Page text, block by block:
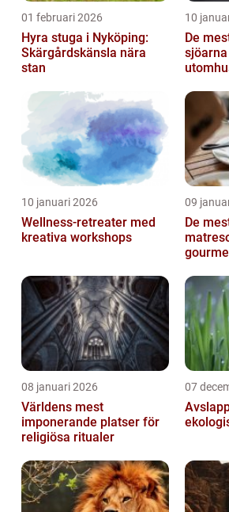
01 februari 2026
Hyra stuga i Nyköping:
Skärgårdskänsla nära
stan
10
De
10 januari 2026
Wellness-retreater med
kreativa workshops
09
De
08 januari 2026
Världens mest
imponerande platser för
religiösa ritualer
07